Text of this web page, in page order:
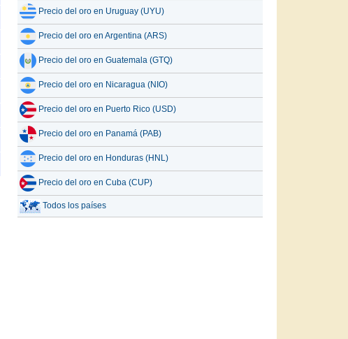
Precio del oro en Uruguay (UYU)
Precio del oro en Argentina (ARS)
Precio del oro en Guatemala (GTQ)
Precio del oro en Nicaragua (NIO)
Precio del oro en Puerto Rico (USD)
Precio del oro en Panamá (PAB)
Precio del oro en Honduras (HNL)
Precio del oro en Cuba (CUP)
Todos los países